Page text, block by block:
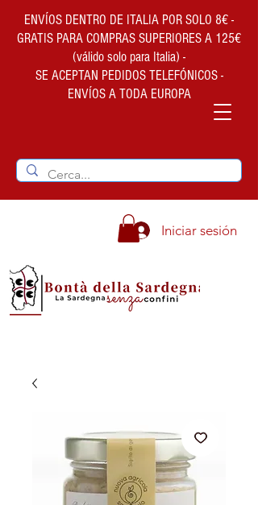
ENVÍOS DENTRO DE ITALIA POR SOLO 8€ -
GRATIS PARA COMPRAS SUPERIORES A 125€
(válido solo para Italia) -
SE ACEPTAN PEDIDOS TELEFÓNICOS -
ENVÍOS A TODA EUROPA
Iniciar sesión